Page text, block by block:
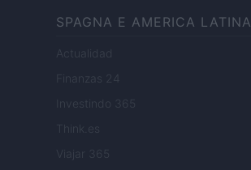
SPAGNA E AMERICA LATINA
Actualidad
Finanzas 24
Investindo 365
Think.es
Viajar 365